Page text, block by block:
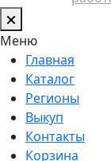
Меню
Главная
Каталог
Регионы
Выкуп
Контакты
Корзина